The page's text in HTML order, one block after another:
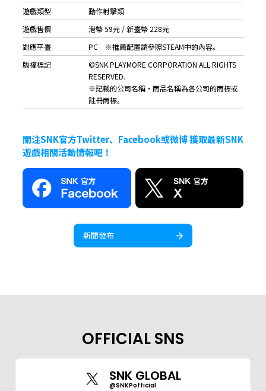
遊戲類型
動作射擊類
遊戲售價
港幣 59元 / 新臺幣 228元
對應平臺
PC ※推薦配置請參照STEAM中的內容。
版權標記
©SNK PLAYMORE CORPORATION ALL RIGHTS
RESERVED.
※記載的公司名稱・商品名稱為各公司的商標或
註冊商標。
關注SNK官方Twitter、Facebook或微博 獲取最新SNK
遊戲相關活動情報吧！
新聞發布
OFFICIAL SNS
SNK GLOBAL
@SNKPofficial